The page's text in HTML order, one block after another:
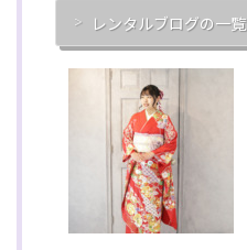
レンタルブログの一覧